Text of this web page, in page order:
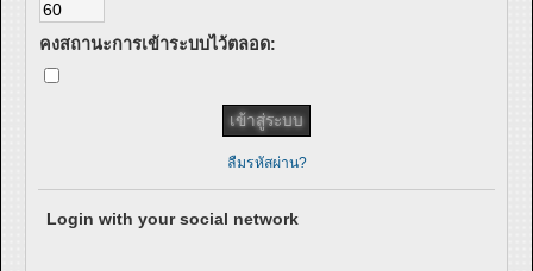
คงสถานะการเข้าระบบไว้ตลอด:
ลืมรหัสผ่าน?
Login with your social network